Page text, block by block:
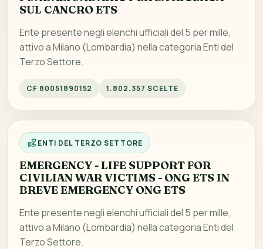
SUL CANCRO ETS
Ente presente negli elenchi ufficiali del 5 per mille,
attivo a Milano (Lombardia) nella categoria Enti del
Terzo Settore.
CF 80051890152 1.802.357 SCELTE
ENTI DEL TERZO SETTORE
EMERGENCY - LIFE SUPPORT FOR
CIVILIAN WAR VICTIMS - ONG ETS IN
BREVE EMERGENCY ONG ETS
Ente presente negli elenchi ufficiali del 5 per mille,
attivo a Milano (Lombardia) nella categoria Enti del
Terzo Settore.